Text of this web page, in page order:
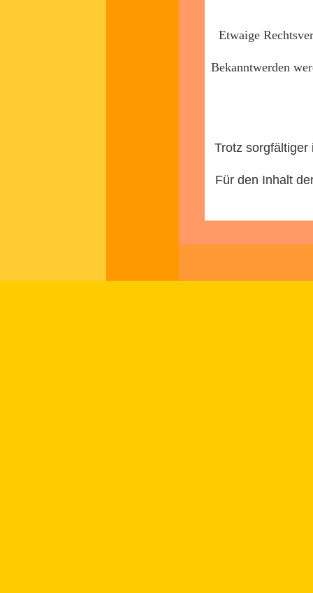
Etwaige
Bekanntwerden
Trotz sorgfältiger
Für den Inhalt